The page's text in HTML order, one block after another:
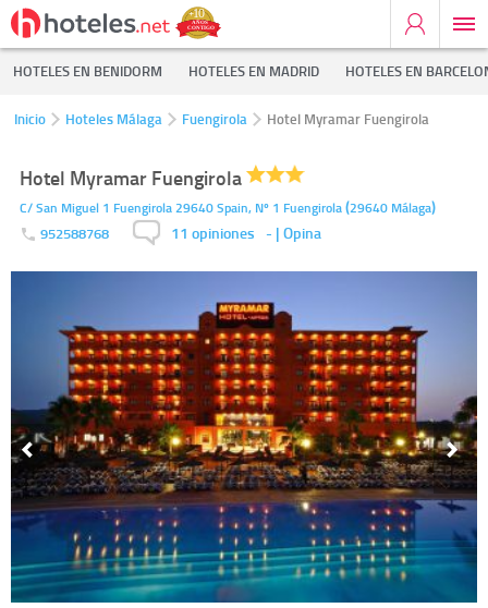
HOTELES EN BENIDORM HOTELES EN MADRID HOTELES EN
Inicio Hoteles Málaga Fuengirola Hotel Myramar Fuengirola
Hotel Myramar Fuengirola
C/ San Miguel 1 Fuengirola 29640 Spain, Nº 1 Fuengirola(29640 Málaga)
952588768 11 opiniones - | Opina